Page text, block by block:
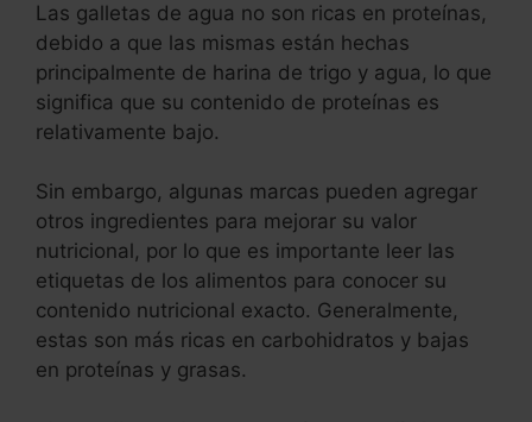
Las galletas de agua no son ricas en proteínas,
debido a que las mismas están hechas
principalmente de harina de trigo y agua, lo que
significa que su contenido de proteínas es
relativamente bajo.
Sin embargo, algunas marcas pueden agregar
otros ingredientes para mejorar su valor
nutricional, por lo que es importante leer las
etiquetas de los alimentos para conocer su
contenido nutricional exacto. Generalmente,
estas son más ricas en carbohidratos y bajas
en proteínas y grasas.